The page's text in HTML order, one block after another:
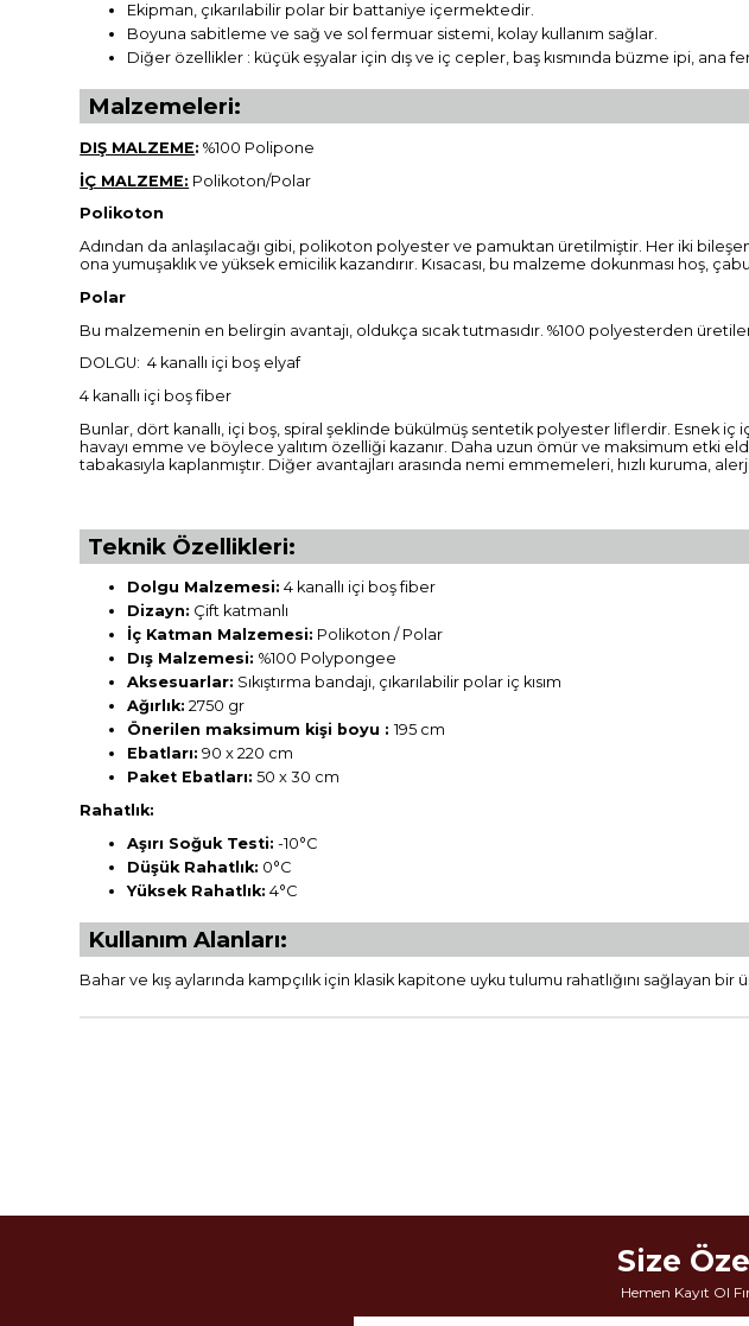
Ekipman, çıkarılabilir polar bir battaniye içermektedir.
Boyuna sabitleme ve sağ ve sol fermuar sistemi, kolay kullanım sağlar.
Diğer özellikler : küçük eşyalar için dış ve iç cepler, baş kısmında büzme ipi, ana
Malzemeleri:
DIŞ MALZEME: %100 Polipone
İÇ MALZEME: Polikoton/Polar
Polikoton
Adından da anlaşılacağı gibi, polikoton polyester ve pamuktan üretilmiştir. Her iki
ona yumuşaklık ve yüksek emicilik kazandırır. Kısacası, bu malzeme dokunması hoş,
Polar
Bu malzemenin en belirgin avantajı, oldukça sıcak tutmasıdır. %100 polyesterden
DOLGU: 4 kanallı içi boş elyaf
4 kanallı içi boş fiber
Bunlar, dört kanallı, içi boş, spiral şeklinde bükülmüş sentetik polyester liflerdir. Esnek
havayı emme ve böylece yalıtım özelliği kazanır. Daha uzun ömür ve maksimum etki
tabakasıyla kaplanmıştır. Diğer avantajları arasında nemi emmemeleri, hızlı kuruma,
Teknik Özellikleri:
Dolgu Malzemesi: 4 kanallı içi boş fiber
Dizayn: Çift katmanlı
İç Katman Malzemesi: Polikoton / Polar
Dış Malzemesi:%100 Polypongee
Aksesuarlar: Sıkıştırma bandajı, çıkarılabilir polar iç kısım
Ağırlık: 2750 gr
Önerilen maksimum kişi boyu :195 cm
Ebatları: 90 x 220 cm
Paket Ebatları: 50 x 30 cm
Rahatlık:
Aşırı Soğuk Testi: -10°C
Düşük Rahatlık: 0°C
Yüksek Rahatlık: 4°C
Kullanım Alanları:
Bahar ve kış aylarında kampçılık için klasik kapitone uyku tulumu rahatlığını
Size
Hemen Kayıt Ol